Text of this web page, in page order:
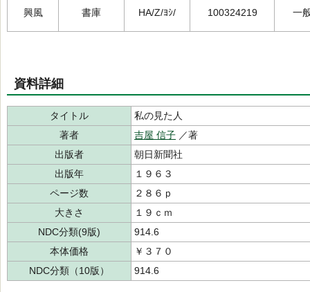
興風 書庫 HA/Z/ﾖｼ/ 100324219 一
資料詳細
タイトル
私の見た人
著者
吉屋 信子 ／著
出版者
朝日新聞社
出版年
１９６３
ページ数
２８６ｐ
大きさ
１９ｃｍ
NDC分類(9版)
914.6
本体価格
￥３７０
NDC分類（10版）
914.6